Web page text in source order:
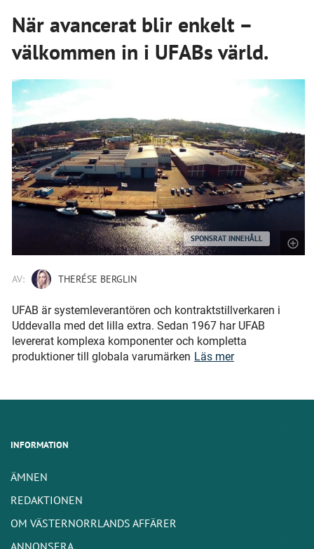
När avancerat blir enkelt –
välkommen in i UFABs värld.
SPONSRAT INNEHÅLL
AV: THERÉSE BERGLIN
UFAB är systemleverantören och kontraktstillverkaren i
Uddevalla med det lilla extra. Sedan 1967 har UFAB
levererat komplexa komponenter och kompletta
produktioner till globala varumärken Läs mer
INFORMATION
ÄMNEN
REDAKTIONEN
OM VÄSTERNORRLANDS AFFÄRER